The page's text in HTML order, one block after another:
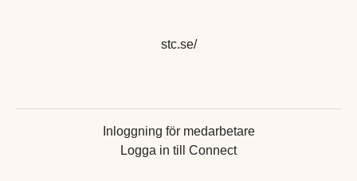
stc.se/
Inloggning för medarbetare
Logga in till Connect